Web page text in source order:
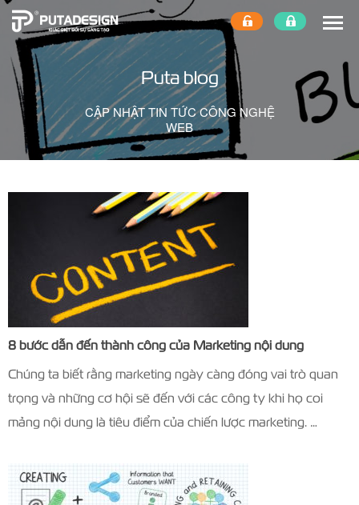
Puta blog
CẬP NHẬT TIN TỨC CÔNG NGHỆ
WEB
8 bước dẫn đến thành công của Marketing nội dung
Chúng ta biết rằng marketing ngày càng đóng vai trò quan
trọng và những cơ hội sẽ đến với các công ty khi họ coi
mảng nội dung là tiêu điểm của chiến lược marketing. …